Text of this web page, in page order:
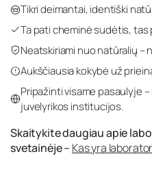
Tikri deimantai, identiški
Ta pati cheminė sudėtis,
Neatskiriami nuo natūralių –
Aukščiausia kokybė už
Pripažinti visame pasaulyje
juvelyrikos institucijos.
Skaitykite daugiau apie
svetainėje – Kas yra